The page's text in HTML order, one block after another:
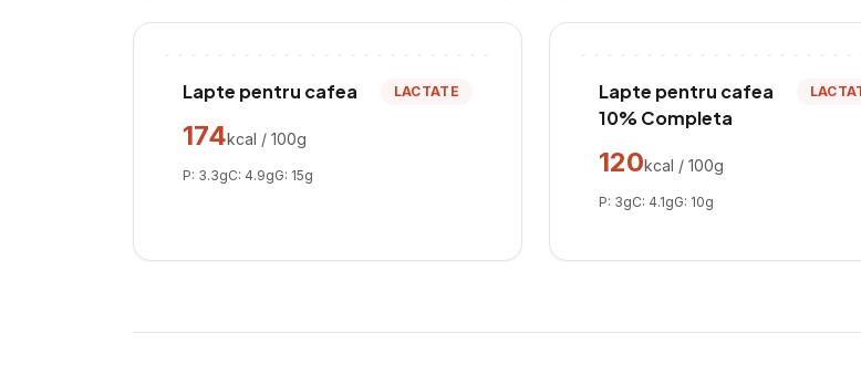
Lapte pentru cafea LACTATE
174kcal / 100g
P: 3.3gC: 4.9gG: 15g
Lapte pentru cafea
10% Completa
120kcal / 100g
P: 3gC: 4.1gG: 10g